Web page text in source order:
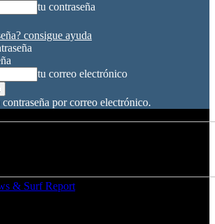
tu contraseña
consigue ayuda
tu correo electrónico
por correo electrónico.
& Surf Report